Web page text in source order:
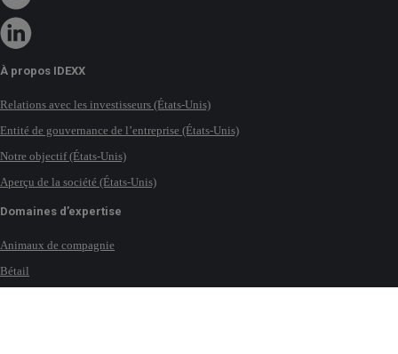
À propos IDEXX
Relations avec les investisseurs (États-Unis)
Entité de gouvernance de l’entreprise (États-Unis)
Notre objectif (États-Unis)
Aperçu de la société (États-Unis)
Domaines d’expertise
Animaux de compagnie
Bétail